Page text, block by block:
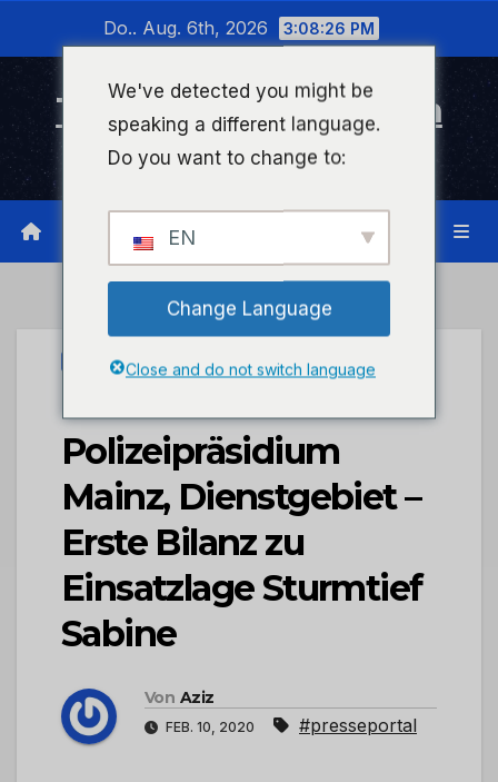
wechseln
Do.. Aug. 6th, 2026 3:08:26 PM
Timeline Bad Kreuznach
Infonetzwerk für Bad Kreuznach
PRESSEPORTAL
POL-PPMZ:
Polizeipräsidium
Mainz, Dienstgebiet –
Erste Bilanz zu
Einsatzlage Sturmtief
Sabine
Von Aziz
FEB. 10, 2020 #presseportal
We've detected you might be
speaking a different language.
Do you want to change to:
EN
Change Language
Close and do not switch language